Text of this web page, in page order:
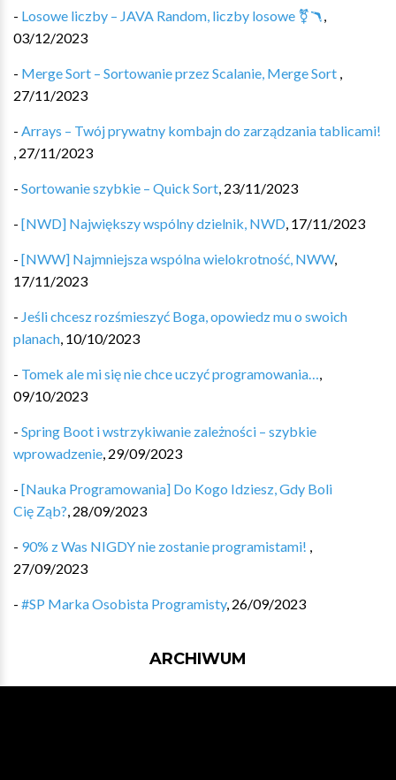
- Losowe liczby – JAVA Random, liczby losowe ⚧️🪃,
03/12/2023
- Merge Sort – Sortowanie przez Scalanie, Merge Sort ,
27/11/2023
- Arrays – Twój prywatny kombajn do zarządzania tablicami!
, 27/11/2023
- Sortowanie szybkie – Quick Sort, 23/11/2023
- [NWD] Największy wspólny dzielnik, NWD, 17/11/2023
- [NWW] Najmniejsza wspólna wielokrotność, NWW,
17/11/2023
- Jeśli chcesz rozśmieszyć Boga, opowiedz mu o swoich
planach, 10/10/2023
- Tomek ale mi się nie chce uczyć programowania…,
09/10/2023
- Spring Boot i wstrzykiwanie zależności – szybkie
wprowadzenie, 29/09/2023
- [Nauka Programowania] Do Kogo Idziesz, Gdy Boli
Cię Ząb?, 28/09/2023
- 90% z Was NIGDY nie zostanie programistami! ,
27/09/2023
- #SP Marka Osobista Programisty, 26/09/2023
ARCHIWUM